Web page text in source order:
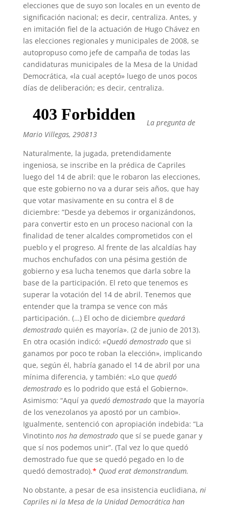
elecciones que de suyo son locales en un evento de
significación nacional; es decir, centraliza. Antes, y
en imitación fiel de la actuación de Hugo Chávez en
las elecciones regionales y municipales de 2008, se
autopropuso como jefe de campaña de todas las
candidaturas municipales de la Mesa de la Unidad
Democrática, «la cual aceptó» luego de unos pocos
días de deliberación; es decir, centraliza.
La pregunta de
Mario Villegas, 290813
Naturalmente, la jugada, pretendidamente
ingeniosa, se inscribe en la prédica de Capriles
luego del 14 de abril: que le robaron las elecciones,
que este gobierno no va a durar seis años, que hay
que votar masivamente en su contra el 8 de
diciembre: ”Desde ya debemos ir organizándonos,
para convertir esto en un proceso nacional con la
finalidad de tener alcaldes comprometidos con el
pueblo y el progreso. Al frente de las alcaldías hay
muchos enchufados con una pésima gestión de
gobierno y esa lucha tenemos que darla sobre la
base de la participación. El reto que tenemos es
superar la votación del 14 de abril. Tenemos que
entender que la trampa se vence con más
participación. (…) El ocho de diciembre quedará
demostradoquién es mayoría». (2 de junio de 2013).
En otra ocasión indicó: «Quedó demostradoque si
ganamos por poco te roban la elección», implicando
que, según él, habría ganado el 14 de abril por una
mínima diferencia, y también: «Lo que quedó
demostradoes lo podrido que está el Gobierno».
Asimismo: “Aquí ya quedó demostradoque la mayoría
de los venezolanos ya apostó por un cambio».
Igualmente, sentenció con apropiación indebida: “La
Vinotinto nos ha demostradoque sí se puede ganar y
que sí nos podemos unir”. (Tal vez lo que quedó
demostrado fue que se quedó pegado en lo de
quedó demostrado).* Quod erat demonstrandum.
No obstante, a pesar de esa insistencia euclidiana, ni
Capriles ni la Mesa de la Unidad Democrática han